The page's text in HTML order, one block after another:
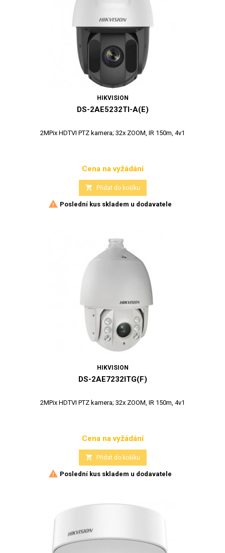
HIKVISION
DS-2AE5232TI-A(E)
2MPix HDTVI PTZ kamera; 32x ZOOM, IR 150m, 4v1
Cena
Cena na vyžádání
 Přidat do košíku
 Poslední kus skladem u dodavatele
HIKVISION
DS-2AE7232ITG(F)
2MPix HDTVI PTZ kamera; 32x ZOOM, IR 150m, 4v1
Cena
Cena na vyžádání
 Přidat do košíku
 Poslední kus skladem u dodavatele